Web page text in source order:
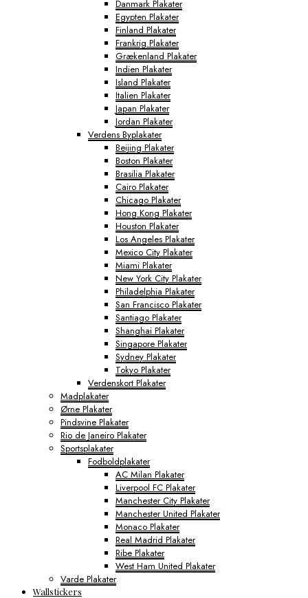
Danmark Plakater
Egypten Plakater
Finland Plakater
Frankrig Plakater
Grækenland Plakater
Indien Plakater
Island Plakater
Italien Plakater
Japan Plakater
Jordan Plakater
Verdens Byplakater
Beijing Plakater
Boston Plakater
Brasilia Plakater
Cairo Plakater
Chicago Plakater
Hong Kong Plakater
Houston Plakater
Los Angeles Plakater
Mexico City Plakater
Miami Plakater
New York City Plakater
Philadelphia Plakater
San Francisco Plakater
Santiago Plakater
Shanghai Plakater
Singapore Plakater
Sydney Plakater
Tokyo Plakater
Verdenskort Plakater
Madplakater
Ørne Plakater
Pindsvine Plakater
Rio de Janeiro Plakater
Sportsplakater
Fodboldplakater
AC Milan Plakater
Liverpool FC Plakater
Manchester City Plakater
Manchester United Plakater
Monaco Plakater
Real Madrid Plakater
Ribe Plakater
West Ham United Plakater
Varde Plakater
Wallstickers